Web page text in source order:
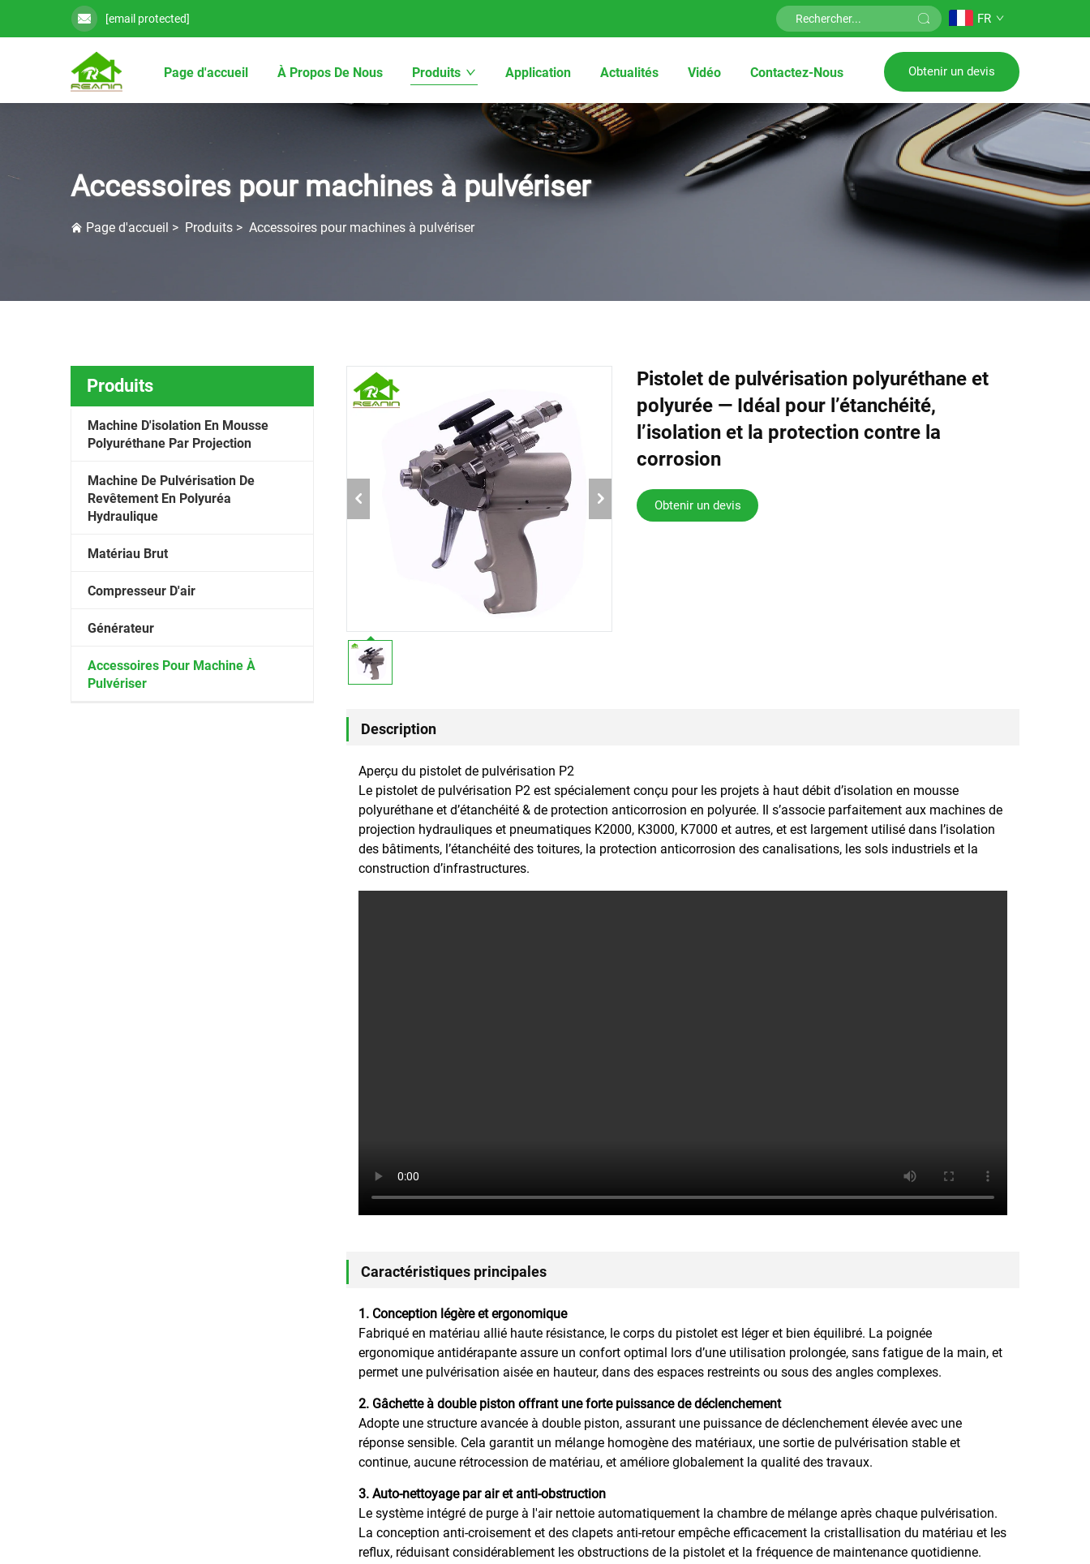
[email protected] FR
Page d'accueil À Propos De Nous Produits Application Actualités Vidéo Contactez-Nous Obtenir un devis
Accessoires pour machines à pulvériser
Page d'accueil > Produits > Accessoires pour machines à pulvériser
Produits
Machine D'isolation En Mousse
Polyuréthane Par Projection
Machine De Pulvérisation De
Revêtement En Polyuréa
Hydraulique
Matériau Brut
Compresseur D'air
Générateur
Accessoires Pour Machine À
Pulvériser
Pistolet de pulvérisation polyuréthane et
polyurée — Idéal pour l’étanchéité,
l’isolation et la protection contre la
corrosion
Obtenir un devis
Description
Aperçu du pistolet de pulvérisation P2
Le pistolet de pulvérisation P2 est spécialement conçu pour les projets à haut débit d’isolation en mousse
polyuréthane et d’étanchéité & de protection anticorrosion en polyurée. Il s’associe parfaitement aux machines de
projection hydrauliques et pneumatiques K2000, K3000, K7000 et autres, et est largement utilisé dans l’isolation
des bâtiments, l’étanchéité des toitures, la protection anticorrosion des canalisations, les sols industriels et la
construction d’infrastructures.
Caractéristiques principales
1. Conception légère et ergonomique
Fabriqué en matériau allié haute résistance, le corps du pistolet est léger et bien équilibré. La poignée
ergonomique antidérapante assure un confort optimal lors d’une utilisation prolongée, sans fatigue de la main, et
permet une pulvérisation aisée en hauteur, dans des espaces restreints ou sous des angles complexes.
2. Gâchette à double piston offrant une forte puissance de déclenchement
Adopte une structure avancée à double piston, assurant une puissance de déclenchement élevée avec une
réponse sensible. Cela garantit un mélange homogène des matériaux, une sortie de pulvérisation stable et
continue, aucune rétrocession de matériau, et améliore globalement la qualité des travaux.
3. Auto-nettoyage par air et anti-obstruction
Le système intégré de purge à l'air nettoie automatiquement la chambre de mélange après chaque pulvérisation.
La conception anti-croisement et des clapets anti-retour empêche efficacement la cristallisation du matériau et les
reflux, réduisant considérablement les obstructions de la pistolet et la fréquence de maintenance quotidienne.